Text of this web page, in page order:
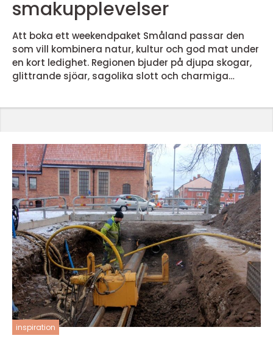
smakupplevelser
Att boka ett weekendpaket Småland passar den
som vill kombinera natur, kultur och god mat under
en kort ledighet. Regionen bjuder på djupa skogar,
glittrande sjöar, sagolika slott och charmiga
sömn i historisk miljö på kvällen. Rätt weekendpaket
gör planeringe...
inspiration